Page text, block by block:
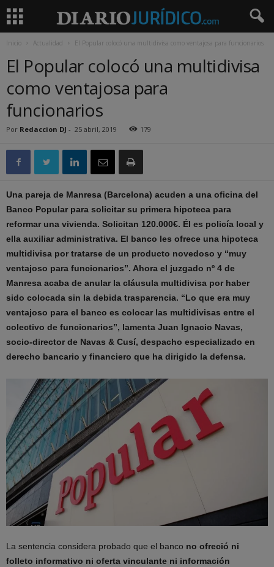
Inicio Actualidad El Popular colocó una multidivisa como ventajosa para funcionarios
El Popular colocó una multidivisa
como ventajosa para
funcionarios
Por Redaccion DJ - 25 abril, 2019 179
Una pareja de Manresa (Barcelona) acuden a una oficina del
Banco Popular para solicitar su primera hipoteca para
reformar una vivienda. Solicitan 120.000€. Él es policía local y
ella auxiliar administrativa. El banco les ofrece una hipoteca
multidivisa por tratarse de un producto novedoso y “muy
ventajoso para funcionarios”. Ahora el juzgado nº 4 de
Manresa acaba de anular la cláusula multidivisa por haber
sido colocada sin la debida trasparencia. “Lo que era muy
ventajoso para el banco es colocar las multidivisas entre el
colectivo de funcionarios”, lamenta Juan Ignacio Navas,
socio-director de Navas & Cusí, despacho especializado en
derecho bancario y financiero que ha dirigido la defensa.
La sentencia considera probado que el banco no ofreció ni
folleto informativo ni oferta vinculante ni información